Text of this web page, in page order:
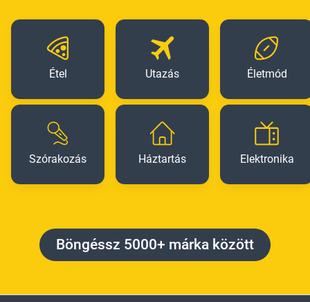
Étel Utazás Életmód
Szórakozás Háztartás Elektronika
Böngéssz 5000+ márka között